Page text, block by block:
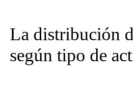
La distribución
según tipo de